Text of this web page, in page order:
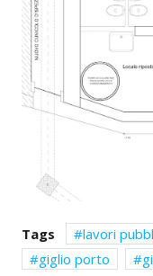
Tags lavori
giglio porto